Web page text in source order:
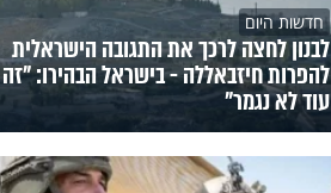
חדשות היום
לבנון לחצה לרכך את התגובה הישראלית
להפרות חיזבאללה - בישראל הבהירו: "זה
עוד לא נגמר"